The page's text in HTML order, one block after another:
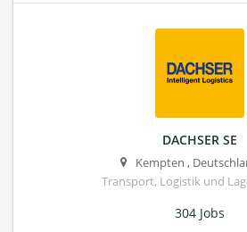
DACHSER SE
Kempten ,
Transport, Logistik und
304 Jobs